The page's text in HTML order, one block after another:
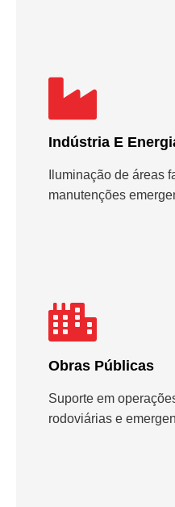
Indústria E
Iluminação de áreas
manutenções
Obras Públicas
Suporte em
rodoviárias e